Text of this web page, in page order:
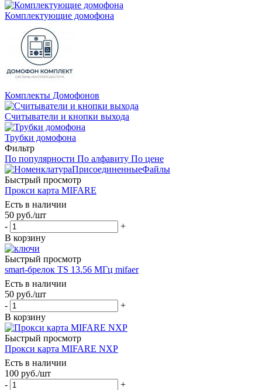
Комплектующие домофона
Комплекты Домофонов
Считыватели и кнопки выхода
Трубки домофона
Фильтр
По популярности По алфавиту По цене
Быстрый просмотр
Прокси карта MIFARE
Есть в наличии
50 руб./шт
-
+
В корзину
Быстрый просмотр
smart-брелок TS 13.56 МГц mifaer
Есть в наличии
50 руб./шт
-
+
В корзину
Быстрый просмотр
Прокси карта MIFARE NXP
Есть в наличии
100 руб./шт
-
+